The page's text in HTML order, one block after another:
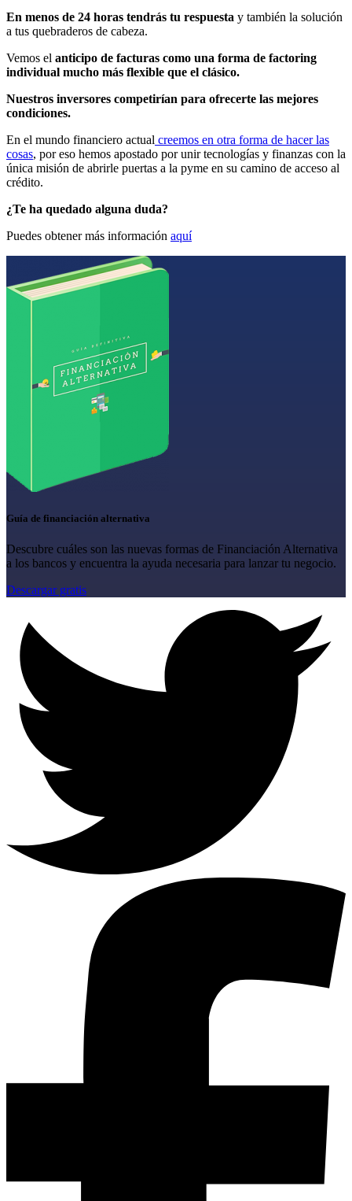
En menos de 24 horas tendrás tu respuesta y también la solución
a tus quebraderos de cabeza.
Vemos el anticipo de facturas como una forma de factoring
individual mucho más flexible que el clásico.
Nuestros inversores competirían para ofrecerte las mejores
condiciones.
En el mundo financiero actual creemos en otra forma de hacer las
cosas, por eso hemos apostado por unir tecnologías y finanzas con la
única misión de abrirle puertas a la pyme en su camino de acceso al
crédito.
¿Te ha quedado alguna duda?
Puedes obtener más información aquí
Guía de financiación alternativa
Descubre cuáles son las nuevas formas de Financiación Alternativa
a los bancos y encuentra la ayuda necesaria para lanzar tu negocio.
Descargar gratis